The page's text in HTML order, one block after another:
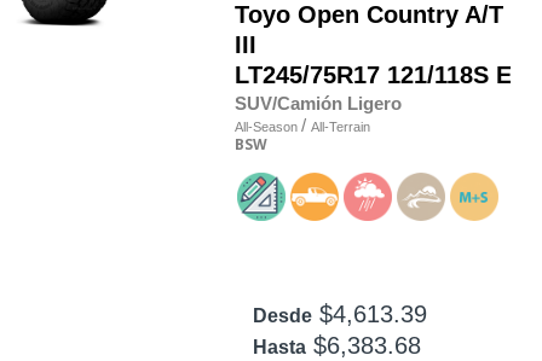
Toyo Open Country A/T
III
LT245/75R17 121/118S E
SUV/Camión Ligero
All-Season / All-Terrain
BSW
Desde $4,613.39
Hasta $6,383.68